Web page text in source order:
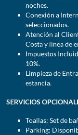
noches.
Conexión a
seleccionados.
Atención al
Costa y línea de
Impuestos
10%.
Limpieza de
estancia.
SERVICIOS
Toallas: Set de
Parking: